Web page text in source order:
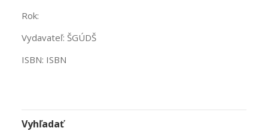
Rok:
Vydavateľ: ŠGÚDŠ
ISBN: ISBN
Vyhľadať